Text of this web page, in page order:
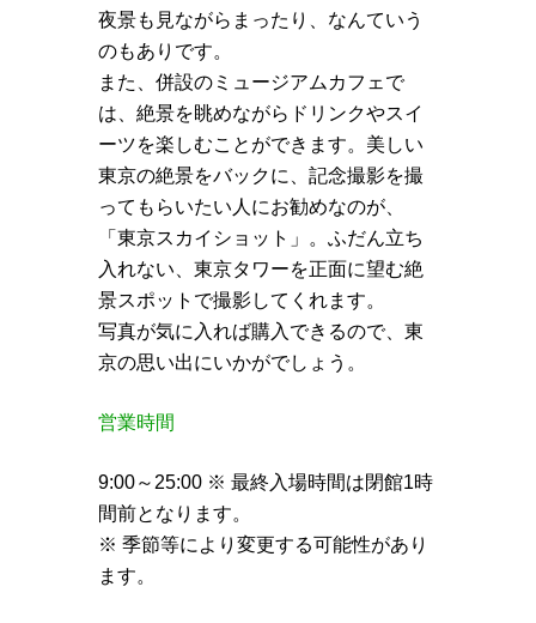
夜景も見ながらまったり、なんていう
のもありです。
また、併設のミュージアムカフェで
は、絶景を眺めながらドリンクやスイ
ーツを楽しむことができます。美しい
東京の絶景をバックに、記念撮影を撮
ってもらいたい人にお勧めなのが、
「東京スカイショット」。ふだん立ち
入れない、東京タワーを正面に望む絶
景スポットで撮影してくれます。
写真が気に入れば購入できるので、東
京の思い出にいかがでしょう。
営業時間
9:00～25:00 ※ 最終入場時間は閉館1時
間前となります。
※ 季節等により変更する可能性があり
ます。